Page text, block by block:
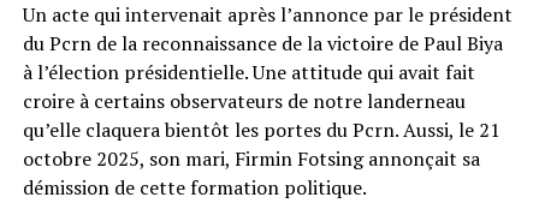
Un acte qui intervenait après l’annonce par le président
du Pcrn de la reconnaissance de la victoire de Paul Biya
à l’élection présidentielle. Une attitude qui avait fait
croire à certains observateurs de notre landerneau
qu’elle claquera bientôt les portes du Pcrn. Aussi, le 21
octobre 2025, son mari, Firmin Fotsing annonçait sa
démission de cette formation politique.